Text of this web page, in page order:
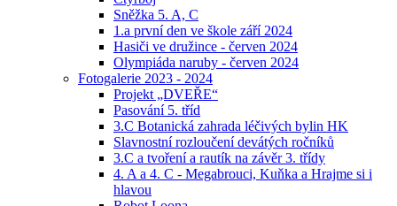
Sněžka 5. A, C
1.a první den ve škole září 2024
Hasiči ve družince - červen 2024
Olympiáda naruby - červen 2024
Fotogalerie 2023 - 2024
Projekt „DVEŘE“
Pasování 5. tříd
3.C Botanická zahrada léčivých bylin HK
Slavnostní rozloučení devátých ročníků
3.C a tvoření a rautík na závěr 3. třídy
4. A a 4. C - Megabrouci, Kuňka a Hrajme si i
hlavou